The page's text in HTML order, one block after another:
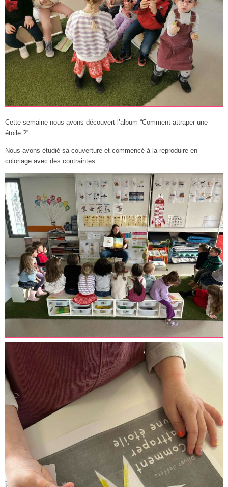
Cette semaine nous avons découvert l’album “Comment attraper une
étoile ?”.
Nous avons étudié sa couverture et commencé à la reproduire en
coloriage avec des contraintes.